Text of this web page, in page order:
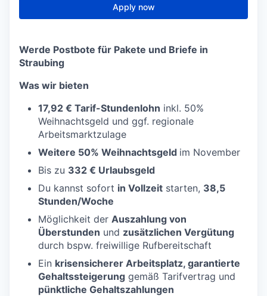
Apply now
Werde Postbote für Pakete und Briefe in
Straubing
Was wir bieten
17,92 € Tarif-Stundenlohn inkl. 50%
Weihnachtsgeld und ggf. regionale
Arbeitsmarktzulage
Weitere 50% Weihnachtsgeld im November
Bis zu 332 € Urlaubsgeld
Du kannst sofort in Vollzeit starten, 38,5
Stunden/Woche
Möglichkeit der Auszahlung von
Überstunden und zusätzlichen Vergütung
durch bspw. freiwillige Rufbereitschaft
Ein krisensicherer Arbeitsplatz, garantierte
Gehaltssteigerung gemäß Tarifvertrag und
pünktliche Gehaltszahlungen